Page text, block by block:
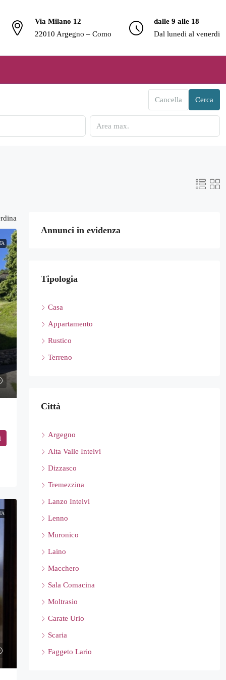
Via Milano 12
22010 Argegno – Como
dalle 9 alle 18
Dal lunedi al venerdi
Cancella Cerca
Annunci in evidenza
Tipologia
Casa
Appartamento
Rustico
Terreno
Città
Argegno
Alta Valle Intelvi
Dizzasco
Tremezzina
Lanzo Intelvi
Lenno
Muronico
Laino
Macchero
Sala Comacina
Moltrasio
Carate Urio
Scaria
Faggeto Lario